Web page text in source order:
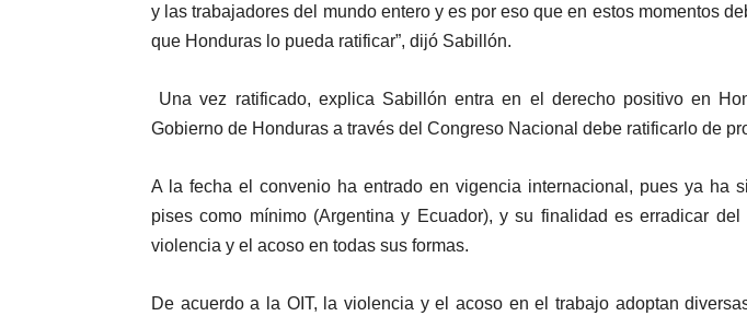
y las trabajadores del mundo entero y es por eso que en estos momentos
que Honduras lo pueda ratificar”, dijó Sabillón.
Una vez ratificado, explica Sabillón entra en el derecho positivo en
Gobierno de Honduras a través del Congreso Nacional debe ratificarlo de
A la fecha el convenio ha entrado en vigencia internacional, pues ya ha
pises como mínimo (Argentina y Ecuador), y su finalidad es erradicar
violencia y el acoso en todas sus formas.
De acuerdo a la OIT, la violencia y el acoso en el trabajo adoptan